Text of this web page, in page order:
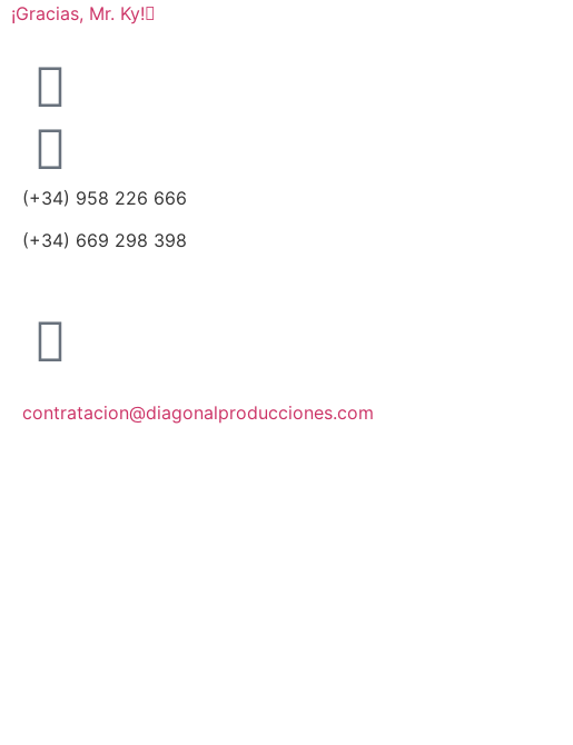
¡Gracias, Mr. Ky!
(+34) 958 226 666
(+34) 669 298 398
contratacion@diagonalproducciones.com